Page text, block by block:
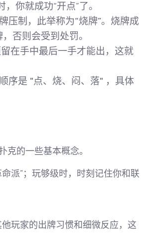
你就成功“开点”了。
压制，此举称为“烧牌”。烧牌成
，否则会受到处罚。
在手中最后一手才能出 ，这就
序是 "点、烧、闷、落" ，具体
克的一些基本概念。
派”；玩够级时，时刻记住你和联
玩家的出牌习惯和细微反应，这